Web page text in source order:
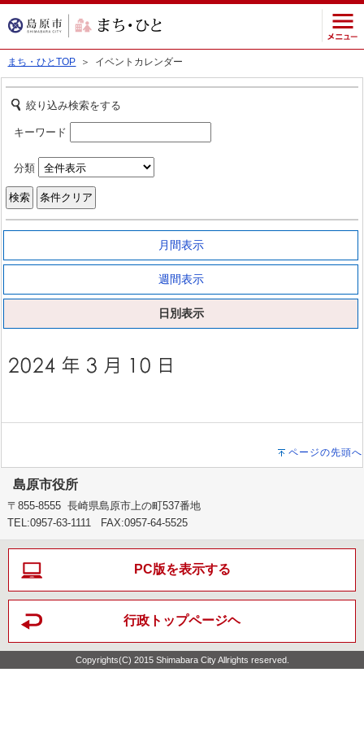
まち・ひとTOP ＞ イベントカレンダー
絞り込み検索をする
キーワード
分類
月間表示
週間表示
日別表示
ページの先頭へ
島原市役所
〒855-8555 長崎県島原市上の町537番地
TEL:0957-63-1111 FAX:0957-64-5525
PC版を表示する
行政トップページヘ
Copyrights(C) 2015 Shimabara City Allrights reserved.